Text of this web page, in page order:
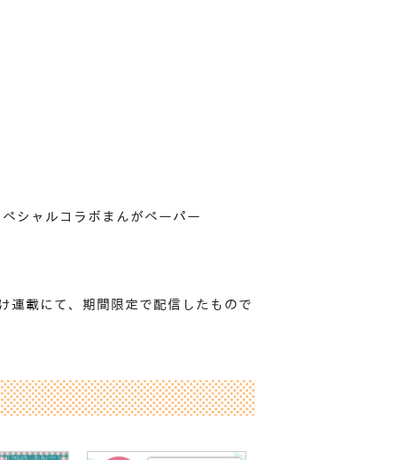
シャルコラボまんがペーパー
載にて、期間限定で配信したもので